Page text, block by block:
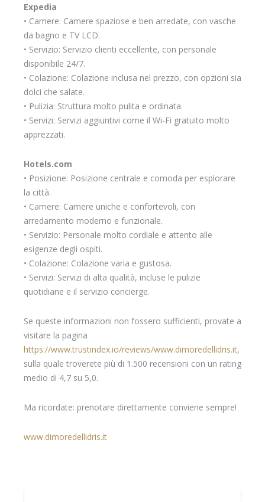
Expedia
• Camere: Camere spaziose e ben arredate, con vasche
da bagno e TV LCD.
• Servizio: Servizio clienti eccellente, con personale
disponibile 24/7.
• Colazione: Colazione inclusa nel prezzo, con opzioni sia
dolci che salate.
• Pulizia: Struttura molto pulita e ordinata.
• Servizi: Servizi aggiuntivi come il Wi-Fi gratuito molto
apprezzati.
Hotels.com
• Posizione: Posizione centrale e comoda per esplorare
la città.
• Camere: Camere uniche e confortevoli, con
arredamento moderno e funzionale.
• Servizio: Personale molto cordiale e attento alle
esigenze degli ospiti.
• Colazione: Colazione varia e gustosa.
• Servizi: Servizi di alta qualità, incluse le pulizie
quotidiane e il servizio concierge.
Se queste informazioni non fossero sufficienti, provate a
visitare la pagina
https://www.trustindex.io/reviews/www.dimoredellidris.it,
sulla quale troverete più di 1.500 recensioni con un rating
medio di 4,7 su 5,0.
Ma ricordate: prenotare direttamente conviene sempre!
www.dimoredellidris.it